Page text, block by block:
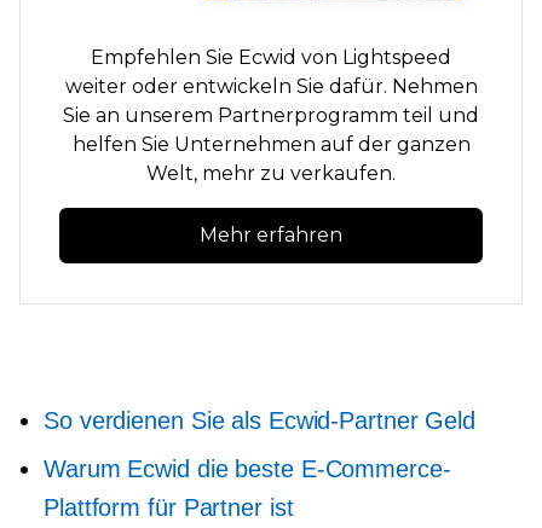
Empfehlen Sie Ecwid von Lightspeed
weiter oder entwickeln Sie dafür. Nehmen
Sie an unserem Partnerprogramm teil und
helfen Sie Unternehmen auf der ganzen
Welt, mehr zu verkaufen.
Mehr erfahren
So verdienen Sie als Ecwid-Partner Geld
Warum Ecwid die beste E-Commerce-
Plattform für Partner ist